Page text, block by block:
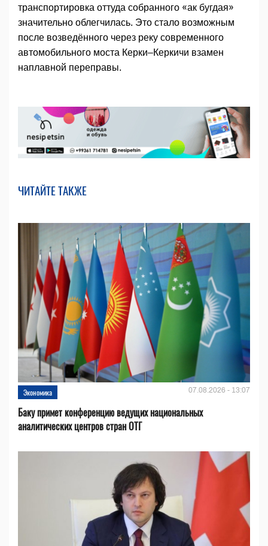
транспортировка оттуда собранного «ак бугдая»
значительно облегчилась. Это стало возможным
после возведённого через реку современного
автомобильного моста Керки–Керкичи взамен
наплавной переправы.
ЧИТАЙТЕ ТАКЖЕ
Экономика 07.08.2026 - 13:07
Баку примет конференцию ведущих национальных
аналитических центров стран ОТГ